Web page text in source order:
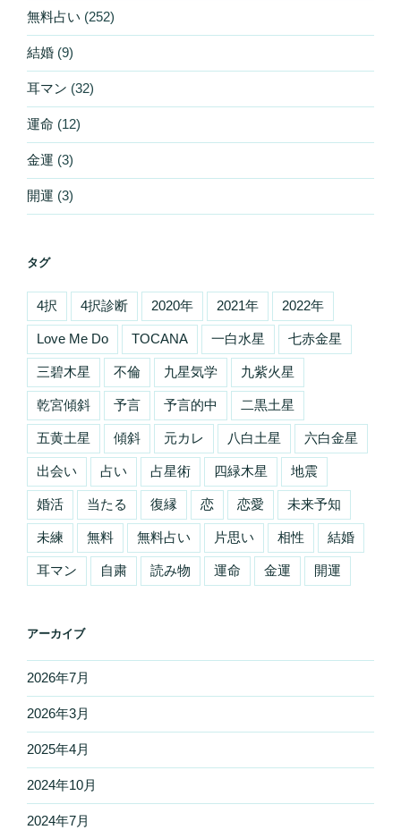
無料占い (252)
結婚 (9)
耳マン (32)
運命 (12)
金運 (3)
開運 (3)
タグ
4択 4択診断 2020年 2021年 2022年
Love Me Do TOCANA 一白水星 七赤金星
三碧木星 不倫 九星気学 九紫火星
乾宮傾斜 予言 予言的中 二黒土星
五黄土星 傾斜 元カレ 八白土星 六白金星
出会い 占い 占星術 四緑木星 地震
婚活 当たる 復縁 恋 恋愛 未来予知
未練 無料 無料占い 片思い 相性 結婚
耳マン 自粛 読み物 運命 金運 開運
アーカイブ
2026年7月
2026年3月
2025年4月
2024年10月
2024年7月